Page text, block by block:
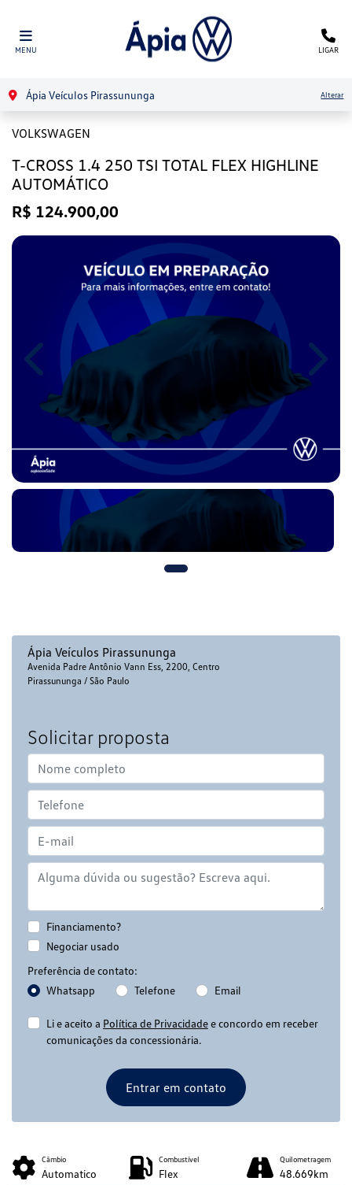
MENU LIGAR
Ápia Veículos Pirassununga Alterar
VOLKSWAGEN
T-CROSS 1.4 250 TSI TOTAL FLEX HIGHLINE
AUTOMÁTICO
R$ 124.900,00
Previous Next
Ápia Veículos Pirassununga
Avenida Padre Antônio Vann Ess, 2200, Centro
Pirassununga / São Paulo
Solicitar proposta
Financiamento?
Negociar usado
Preferência de contato:
Whatsapp
Telefone Email
Li e aceito a Política de Privacidadee concordo em receber
comunicações da concessionária.
Entrar em contato
Câmbio
Automatico
Combustível
Flex
Quilometragem
48.669km